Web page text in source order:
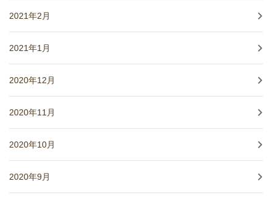
2021年2月
2021年1月
2020年12月
2020年11月
2020年10月
2020年9月